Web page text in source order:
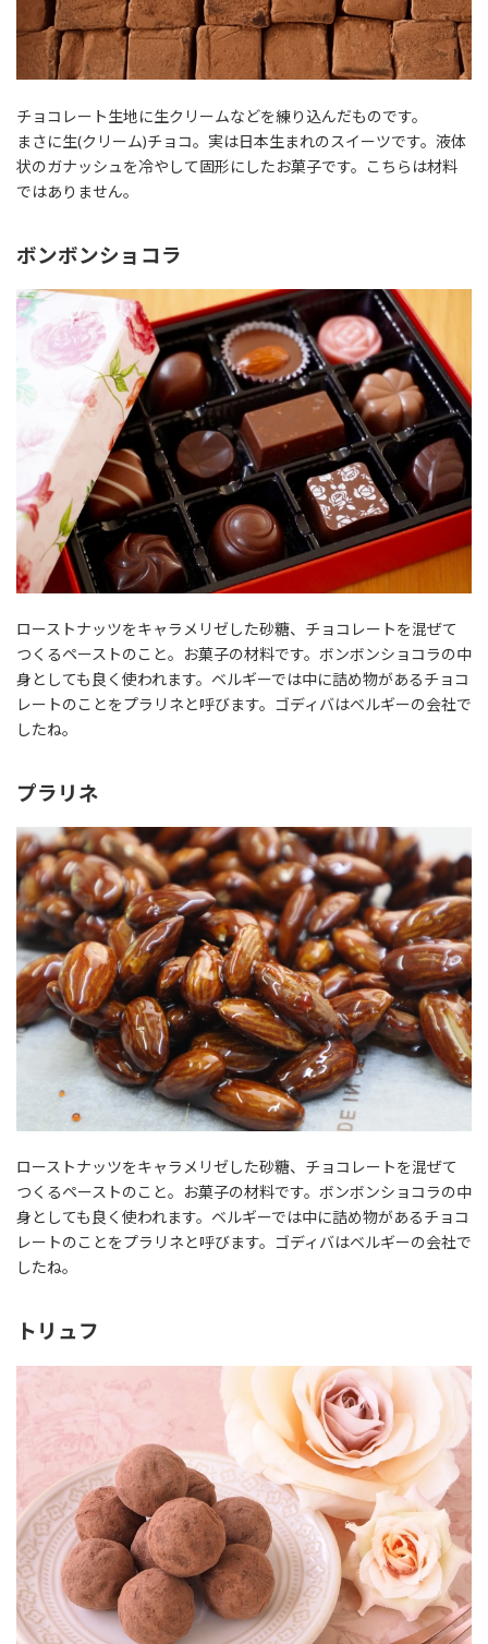
チョコレート生地に生クリームなどを練り込んだものです。
まさに生(クリーム)チョコ。実は日本生まれのスイーツです。液体
状のガナッシュを冷やして固形にしたお菓子です。こちらは材料
ではありません。
ボンボンショコラ
ローストナッツをキャラメリゼした砂糖、チョコレートを混ぜて
つくるペーストのこと。お菓子の材料です。ボンボンショコラの中
身としても良く使われます。ベルギーでは中に詰め物があるチョコ
レートのことをプラリネと呼びます。ゴディバはベルギーの会社で
したね。
プラリネ
ローストナッツをキャラメリゼした砂糖、チョコレートを混ぜて
つくるペーストのこと。お菓子の材料です。ボンボンショコラの中
身としても良く使われます。ベルギーでは中に詰め物があるチョコ
レートのことをプラリネと呼びます。ゴディバはベルギーの会社で
したね。
トリュフ